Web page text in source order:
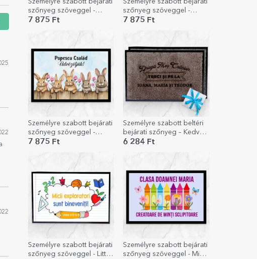
Személyre szabott bejárati
szőnyeg szöveggel -
Üdvözöljük
7 875 Ft
Személyre szabott bejárati
szőnyeg szöveggel -
Monogram
7 875 Ft
Személyre szabott bejárati
szőnyeg szöveggel -
Húsvéti nyuszik
7 875 Ft
Személyre szabott beltéri
bejárati szőnyeg – Kedves
Mikulás!
6 284 Ft
Személyre szabott bejárati
szőnyeg szöveggel - Little
Személyre szabott bejárati
szőnyeg szöveggel - Miss